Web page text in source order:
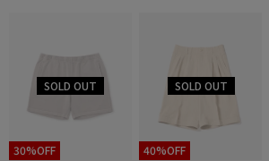
30%OFF
40%OFF